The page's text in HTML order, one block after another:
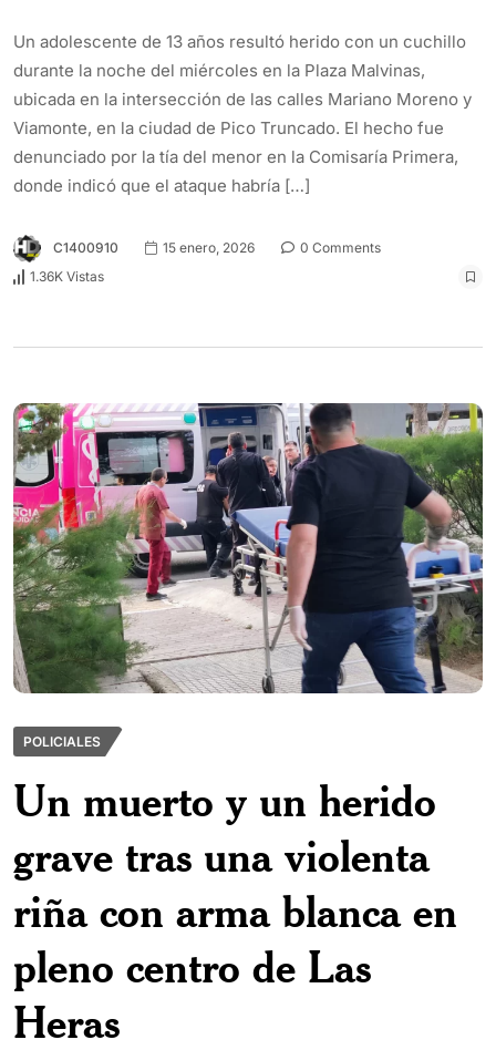
Un adolescente de 13 años resultó herido con un cuchillo
durante la noche del miércoles en la Plaza Malvinas,
ubicada en la intersección de las calles Mariano Moreno y
Viamonte, en la ciudad de Pico Truncado. El hecho fue
denunciado por la tía del menor en la Comisaría Primera,
donde indicó que el ataque habría […]
C1400910 15 enero, 2026
0 Comments
1.36K Vistas
POLICIALES
Un muerto y un herido
grave tras una violenta
riña con arma blanca en
pleno centro de Las
Heras